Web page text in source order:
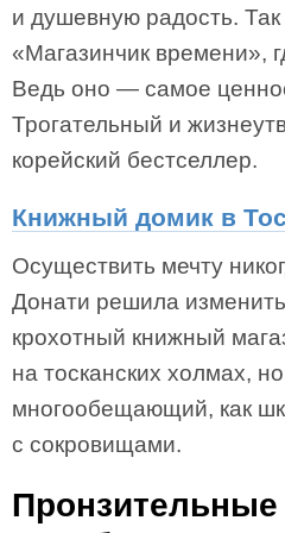
и душевную радость.
«Магазинчик времени»,
Ведь оно — самое
Трогательный и
корейский бестселлер.
Книжный домик в
Осуществить мечту
Донати решила
крохотный книжный
на тосканских холмах,
многообещающий, как
с сокровищами.
Пронзительные